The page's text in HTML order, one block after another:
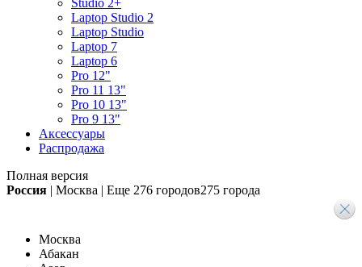
Laptop Studio 2
Laptop Studio
Laptop 7
Laptop 6
Pro 12"
Pro 11 13"
Pro 10 13"
Pro 9 13"
Аксессуары
Распродажа
Полная версия
Россия | Москва | Еще 276 городов275 города
Москва
Абакан